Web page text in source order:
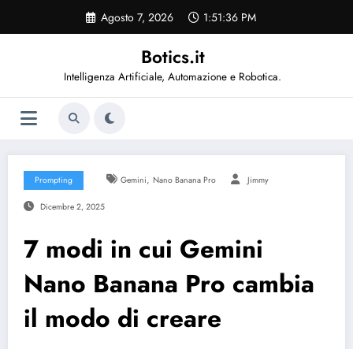
contenuto
Agosto 7, 2026 1:51:37 PM
Botics.it
Intelligenza Artificiale, Automazione e Robotica.
Prompting Gemini, Nano Banana Pro Jimmy
Dicembre 2, 2025
7 modi in cui Gemini
Nano Banana Pro cambia
il modo di creare